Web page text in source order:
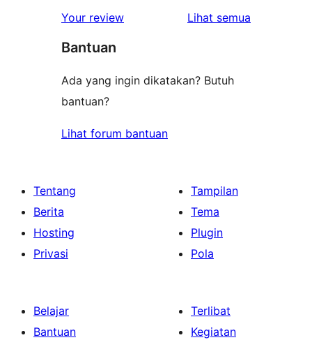
Your review Lihat semua
Bantuan
Ada yang ingin dikatakan? Butuh
bantuan?
Lihat forum bantuan
Tentang
Berita
Hosting
Privasi
Tampilan
Tema
Plugin
Pola
Belajar
Bantuan
Terlibat
Kegiatan